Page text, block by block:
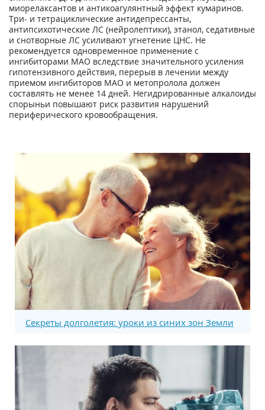
миорелаксантов и антикоагулянтный эффект кумаринов.
Три- и тетрациклические антидепрессанты,
антипсихотические ЛС (нейролептики), этанол, седативные
и снотворные ЛС усиливают угнетение ЦНС. Не
рекомендуется одновременное применение с
ингибиторами МАО вследствие значительного усиления
гипотензивного действия, перерыв в лечении между
приемом ингибиторов МАО и метопролола должен
составлять не менее 14 дней. Негидрированные алкалоиды
спорыньи повышают риск развития нарушений
периферического кровообращения.
Секреты долголетия: уроки из синих зон Земли